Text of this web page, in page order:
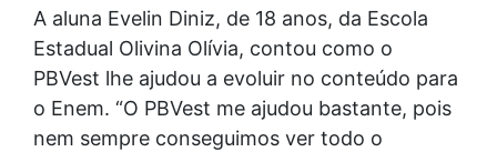
A aluna Evelin Diniz, de 18 anos, da Escola
Estadual Olivina Olívia, contou como o
PBVest lhe ajudou a evoluir no conteúdo para
o Enem. “O PBVest me ajudou bastante, pois
nem sempre conseguimos ver todo o